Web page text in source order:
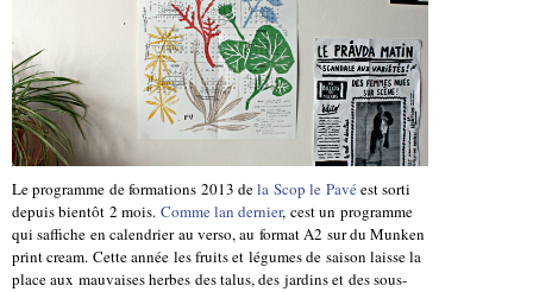
Le programme de formations 2013 dela Scop le Pavéest sorti
depuis bientôt 2 mois. Comme lan dernier, cest un programme
qui saffiche en calendrier au verso, au format A2 sur du Munken
print cream. Cette année les fruits et légumes de saison laisse la
place aux mauvaises herbes des talus, des jardins et des sous-